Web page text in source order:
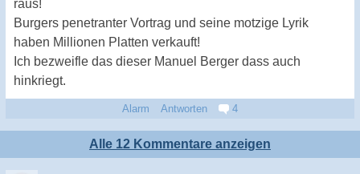
raus!
Burgers penetranter Vortrag und seine motzige Lyrik
haben Millionen Platten verkauft!
Ich bezweifle das dieser Manuel Berger dass auch
hinkriegt.
Alarm Antworten 4
Alle 12 Kommentare anzeigen